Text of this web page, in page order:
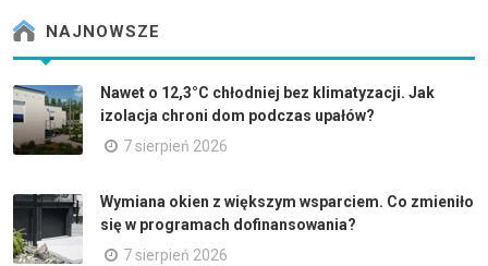
NAJNOWSZE
Nawet o 12,3°C chłodniej bez klimatyzacji. Jak
izolacja chroni dom podczas upałów?
7 sierpień 2026
Wymiana okien z większym wsparciem. Co zmieniło
się w programach dofinansowania?
7 sierpień 2026